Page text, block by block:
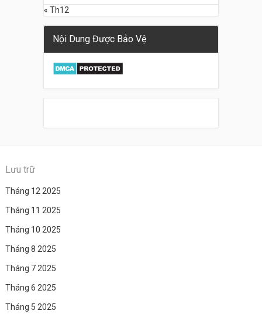
« Th12
Nội Dung Được Bảo Vệ
Lưu trữ
Tháng 12 2025
Tháng 11 2025
Tháng 10 2025
Tháng 8 2025
Tháng 7 2025
Tháng 6 2025
Tháng 5 2025